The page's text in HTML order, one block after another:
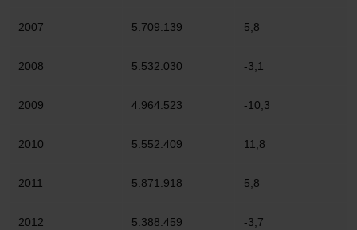
2007 5.709.139 5,8
2008 5.532.030 -3,1
2009 4.964.523 -10,3
2010 5.552.409 11,8
2011 5.871.918 5,8
2012 5.388.459 -3,7